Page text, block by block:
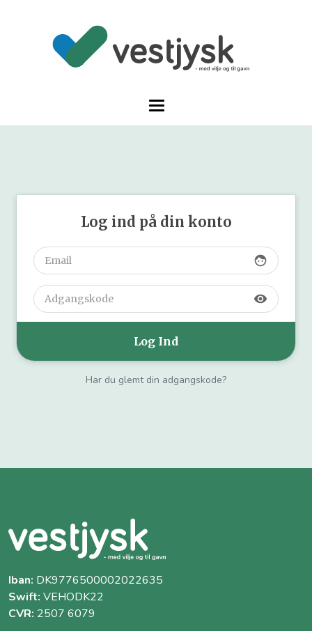
Log ind på din konto
face
visibility
Har du glemt din adgangskode?
Iban: DK9776500002022635
Swift: VEHODK22
CVR: 2507 6079